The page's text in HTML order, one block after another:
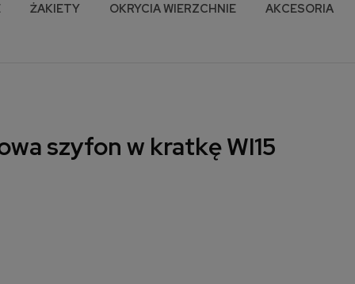
ŻAKIETY OKRYCIA WIERZCHNIE AKCESORIA
szyfon w kratkę WI15